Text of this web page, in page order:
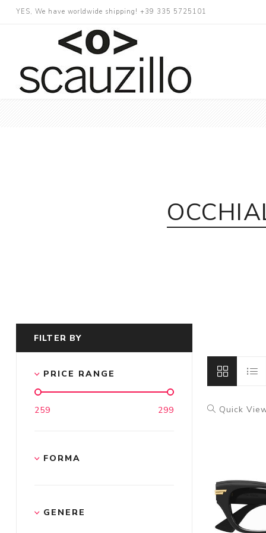
YES, We have worldwide shipping! +39 335 5725101
Quick
FILTER BY
PRICE RANGE
259 299
FORMA
GENERE